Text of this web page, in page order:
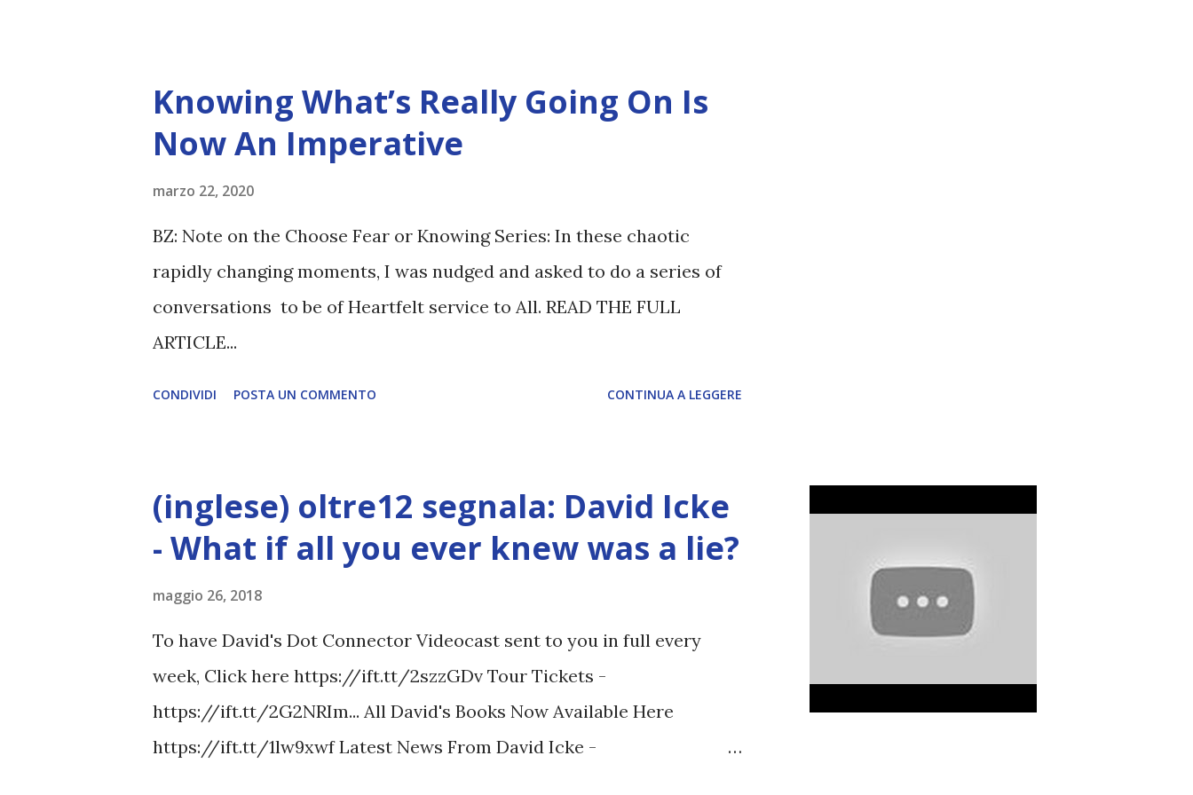
Knowing What’s Really Going On Is
Now An Imperative
marzo 22, 2020
BZ: Note on the Choose Fear or Knowing Series: In these chaotic
rapidly changing moments, I was nudged and asked to do a series of
conversations to be of Heartfelt service to All. READ THE FULL
ARTICLE...
CONDIVIDI POSTA UN COMMENTO CONTINUA A LEGGERE
(inglese) oltre12 segnala: David Icke
- What if all you ever knew was a lie?
maggio 26, 2018
To have David's Dot Connector Videocast sent to you in full every
week, Click here https://ift.tt/2szzGDv Tour Tickets -
https://ift.tt/2G2NRIm... All David's Books Now Available Here
https://ift.tt/1lw9xwf Latest News From David Icke -